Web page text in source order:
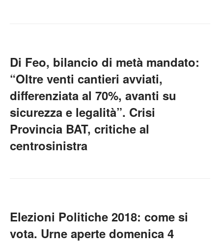
Di Feo, bilancio di metà mandato:
“Oltre venti cantieri avviati,
differenziata al 70%, avanti su
sicurezza e legalità”. Crisi
Provincia BAT, critiche al
centrosinistra
Elezioni Politiche 2018: come si
vota. Urne aperte domenica 4